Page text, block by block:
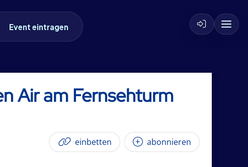
Event eintragen
Air am Fernsehturm
einbetten abonnieren